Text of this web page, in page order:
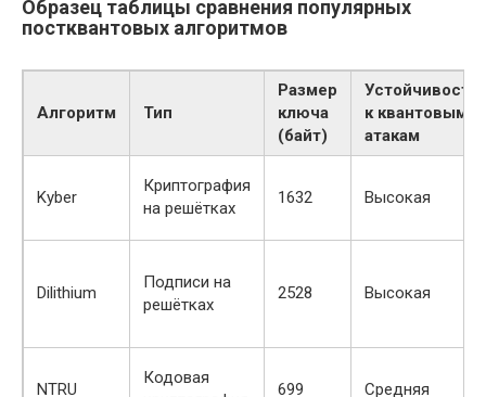
Образец таблицы сравнения популярных
постквантовых алгоритмов
Алгоритм Тип
Размер
ключа
(байт)
Устойчивость
к квантовым
атакам
Kyber
Криптография
на решётках
1632 Высокая
Dilithium
Подписи на
решётках
2528 Высокая
NTRU
Кодовая
699 Средняя